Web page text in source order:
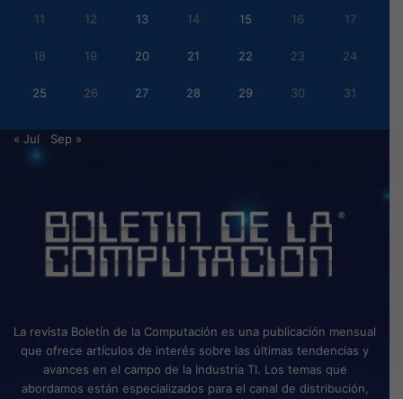
11 12 13 14 15 16 17
18 19 20 21 22 23 24
25 26 27 28 29 30 31
« Jul Sep »
La revista Boletín de la Computación es una publicación mensual
que ofrece artículos de interés sobre las últimas tendencias y
avances en el campo de la Industria TI. Los temas que
abordamos están especializados para el canal de distribución,